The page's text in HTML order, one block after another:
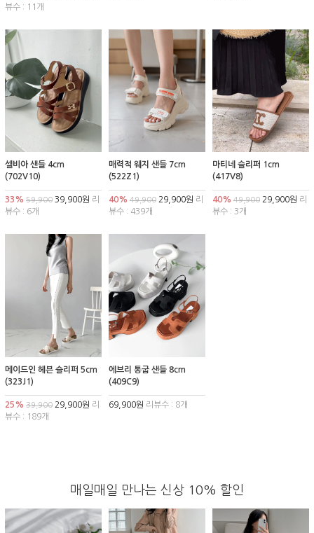
뷰수 : 11개
셀비아 샌들 4cm
(702V10)
33% 59,900 39,900원 리
뷰수 : 6개
매력적 웨지 샌들 7cm
(522Z1)
40% 49,90029,900원 리
뷰수 : 439개
마티네 슬리퍼 1cm
(417V8)
40% 49,90029,900원 리
뷰수 : 3개
메이드인 헤븐 슬리퍼 5cm
(323J1)
25% 39,900 29,900원 리
뷰수 : 189개
에브리 통굽 샌들 8cm
(409C9)
69,900원 리뷰수 : 8개
매일매일 만나는 신상 10% 할인